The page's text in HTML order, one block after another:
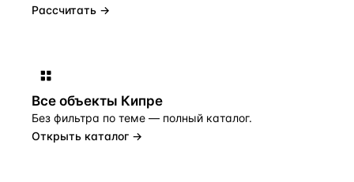
Рассчитать →
Все объекты Кипре
Без фильтра по теме — полный каталог.
Открыть каталог →